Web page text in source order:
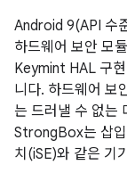
Android 9(API 수
하드웨어 보안 모
Keymint HAL 구
니다. 하드웨어 보
는 드러낼 수 없는
StrongBox는 삽
치(iSE)와 같은 기